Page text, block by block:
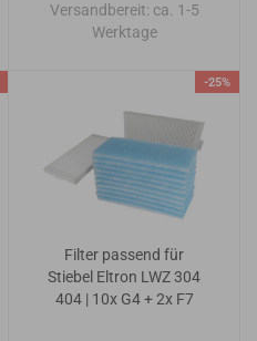
Versandbereit: ca. 1-5
Werktage
-25%
Filter passend für
Stiebel Eltron LWZ 304
404 | 10x G4 + 2x F7